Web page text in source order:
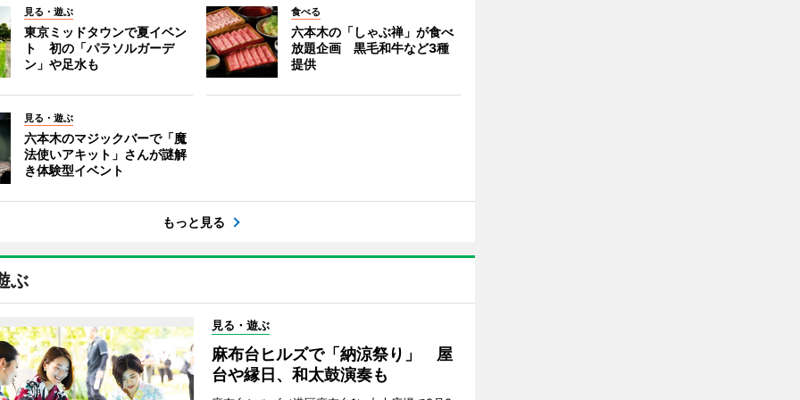
見る・遊ぶ
東京ミッドタウンで夏イベン
ト 初の「パラソルガーデ
ン」や足水も
食べる
六本木の「しゃぶ禅」が食べ
放題企画 黒毛和牛など3種
提供
見る・遊ぶ
六本木のマジックバーで「魔
法使いアキット」さんが謎解
き体験型イベント
もっと見る
ぶ
見る・遊ぶ
麻布台ヒルズで「納涼祭り」 屋
台や縁日、和太鼓演奏も